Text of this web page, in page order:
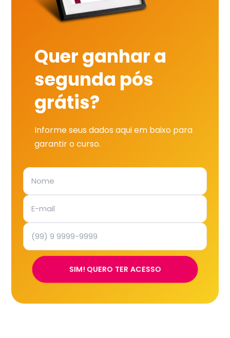
Quer ganhar a
segunda pós
grátis?
Informe seus dados aqui em baixo para
garantir o curso.
SIM! QUERO TER ACESSO